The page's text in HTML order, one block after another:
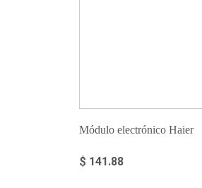
Módulo electrónico Haier
$ 141.88